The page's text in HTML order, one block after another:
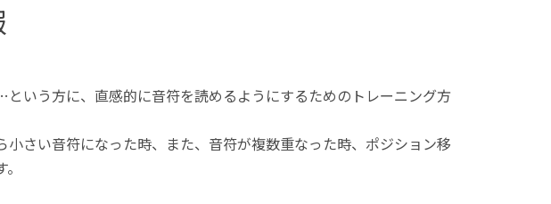
いう方に、直感的に音符を読めるようにするためのトレーニング方
さい音符になった時、また、音符が複数重なった時、ポジション移